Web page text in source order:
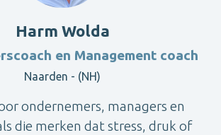
Harm Wolda
en Management coach
Naarden - (NH)
ondernemers, managers en
die merken dat stress, druk of